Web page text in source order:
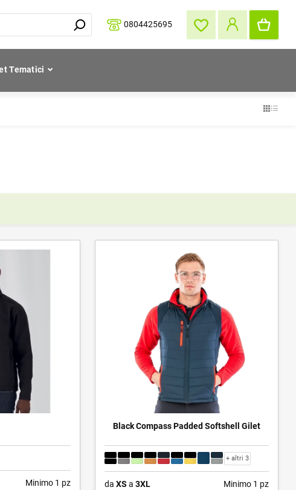
0804425695
Tematici
Minimo 1 pz
Black Compass Padded Softshell Gilet
+ altri 3
daXS a3XL Minimo 1 pz